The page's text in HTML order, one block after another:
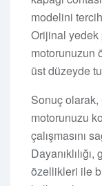
modelini
Orijinal yedek
motorunuzun
üst düzeyde
Sonuç olarak,
motorunuzu
çalışmasını
özellikleri ile